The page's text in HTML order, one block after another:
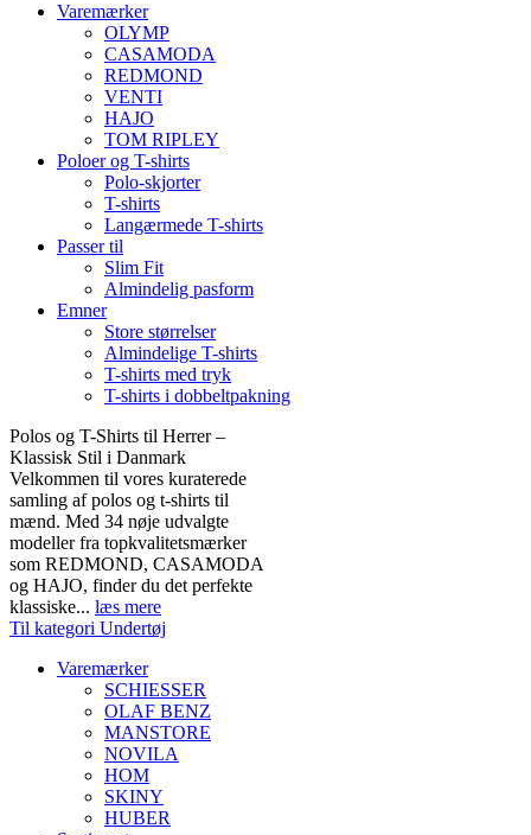
Varemærker
OLYMP
CASAMODA
REDMOND
VENTI
HAJO
TOM RIPLEY
Poloer og T-shirts
Polo-skjorter
T-shirts
Langærmede T-shirts
Passer til
Slim Fit
Almindelig pasform
Emner
Store størrelser
Almindelige T-shirts
T-shirts med tryk
T-shirts i dobbeltpakning
Polos og T-Shirts til Herrer –
Klassisk Stil i Danmark
Velkommen til vores kuraterede
samling af polos og t-shirts til
mænd. Med 34 nøje udvalgte
modeller fra topkvalitetsmærker
som REDMOND, CASAMODA
og HAJO, finder du det perfekte
klassiske... læs mere
Til kategori Undertøj
Varemærker
SCHIESSER
OLAF BENZ
MANSTORE
NOVILA
HOM
SKINY
HUBER